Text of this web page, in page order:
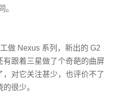
。
做 Nexus 系列，新出的 G2
有跟着三星做了个奇葩的曲屏
对它关注甚少，也评价不了
很少。